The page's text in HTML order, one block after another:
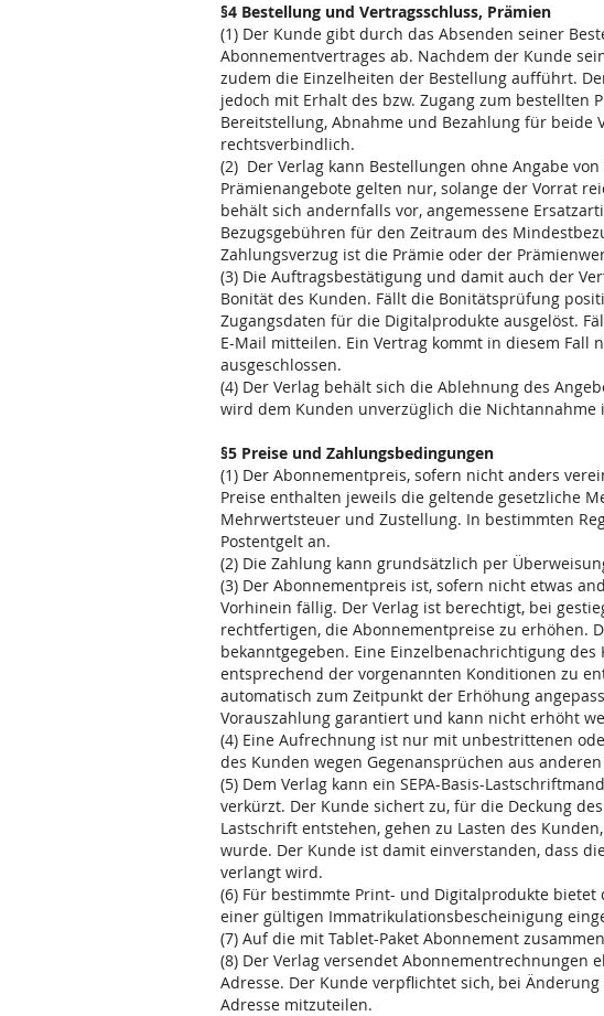
§4 Bestellung und Vertragsschluss, Prämien
(1) Der Kunde gibt durch das Absenden seiner
Abonnementvertrages ab. Nachdem der Kunde
zudem die Einzelheiten der Bestellung aufführt.
jedoch mit Erhalt des bzw. Zugang zum bestellten
Bereitstellung, Abnahme und Bezahlung für beide
rechtsverbindlich.
(2) Der Verlag kann Bestellungen ohne Angabe
Prämienangebote gelten nur, solange der Vorrat
behält sich andernfalls vor, angemessene
Bezugsgebühren für den Zeitraum des
Zahlungsverzug ist die Prämie oder der
(3) Die Auftragsbestätigung und damit auch der
Bonität des Kunden. Fällt die Bonitätsprüfung
Zugangsdaten für die Digitalprodukte ausgelöst.
E-Mail mitteilen. Ein Vertrag kommt in diesem Fall
ausgeschlossen.
(4) Der Verlag behält sich die Ablehnung des
wird dem Kunden unverzüglich die
§5 Preise und Zahlungsbedingungen
(1) Der Abonnementpreis, sofern nicht anders
Preise enthalten jeweils die geltende gesetzliche
Mehrwertsteuer und Zustellung. In bestimmten
Postentgelt an.
(2) Die Zahlung kann grundsätzlich per
(3) Der Abonnementpreis ist, sofern nicht etwas
Vorhinein fällig. Der Verlag ist berechtigt, bei
rechtfertigen, die Abonnementpreise zu erhöhen.
bekanntgegeben. Eine Einzelbenachrichtigung
entsprechend der vorgenannten Konditionen zu
automatisch zum Zeitpunkt der Erhöhung
Vorauszahlung garantiert und kann nicht erhöht
(4) Eine Aufrechnung ist nur mit unbestrittenen
des Kunden wegen Gegenansprüchen aus
(5) Dem Verlag kann ein SEPA-Basis-
verkürzt. Der Kunde sichert zu, für die Deckung
Lastschrift entstehen, gehen zu Lasten des
wurde. Der Kunde ist damit einverstanden, dass
verlangt wird.
(6) Für bestimmte Print- und Digitalprodukte
einer gültigen Immatrikulationsbescheinigung
(7) Auf die mit Tablet-Paket Abonnement
(8) Der Verlag versendet Abonnementrechnungen
Adresse. Der Kunde verpflichtet sich, bei
Adresse mitzuteilen.